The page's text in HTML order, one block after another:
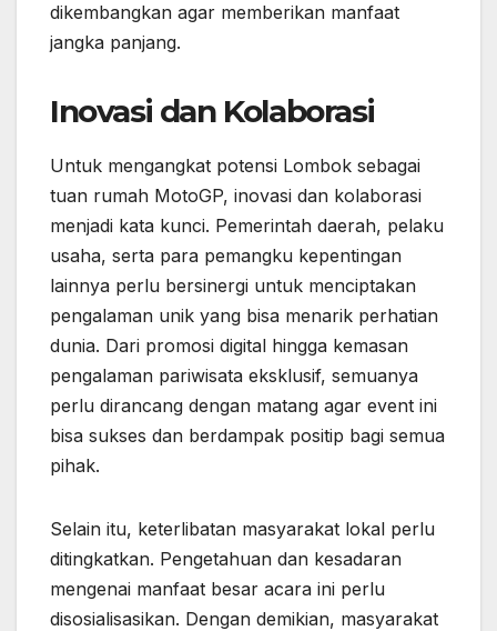
dikembangkan agar memberikan manfaat
jangka panjang.
Inovasi dan Kolaborasi
Untuk mengangkat potensi Lombok sebagai
tuan rumah MotoGP, inovasi dan kolaborasi
menjadi kata kunci. Pemerintah daerah, pelaku
usaha, serta para pemangku kepentingan
lainnya perlu bersinergi untuk menciptakan
pengalaman unik yang bisa menarik perhatian
dunia. Dari promosi digital hingga kemasan
pengalaman pariwisata eksklusif, semuanya
perlu dirancang dengan matang agar event ini
bisa sukses dan berdampak positip bagi semua
pihak.
Selain itu, keterlibatan masyarakat lokal perlu
ditingkatkan. Pengetahuan dan kesadaran
mengenai manfaat besar acara ini perlu
disosialisasikan. Dengan demikian, masyarakat